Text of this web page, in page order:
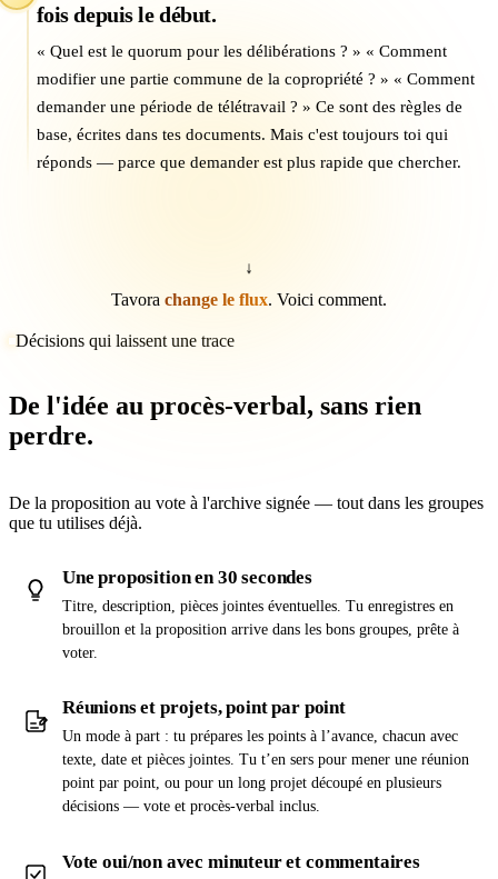
fois depuis le début.
« Quel est le quorum pour les délibérations ? » « Comment
modifier une partie commune de la copropriété ? » « Comment
demander une période de télétravail ? » Ce sont des règles de
base, écrites dans tes documents. Mais c'est toujours toi qui
réponds — parce que demander est plus rapide que chercher.
↓
Tavora change le flux. Voici comment.
Décisions qui laissent une trace
De l'idée au procès-verbal, sans rien
perdre.
De la proposition au vote à l'archive signée — tout dans les groupes
que tu utilises déjà.
Une proposition en 30 secondes
Titre, description, pièces jointes éventuelles. Tu enregistres en
brouillon et la proposition arrive dans les bons groupes, prête à
voter.
Réunions et projets, point par point
Un mode à part : tu prépares les points à l’avance, chacun avec
texte, date et pièces jointes. Tu t’en sers pour mener une réunion
point par point, ou pour un long projet découpé en plusieurs
décisions — vote et procès-verbal inclus.
Vote oui/non avec minuteur et commentaires